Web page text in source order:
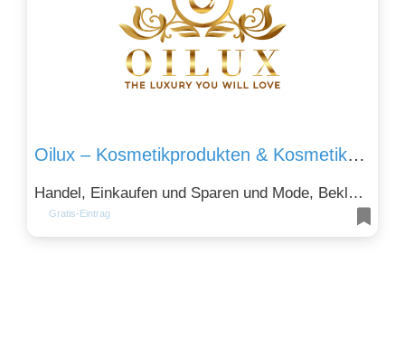
Oilux – Kosmetikprodukten & Kosmetikbedarf für Import und Großhandel
Handel, Einkaufen und Sparen und Mode, Bekleidung und Kosmetik
Gratis-Eintrag